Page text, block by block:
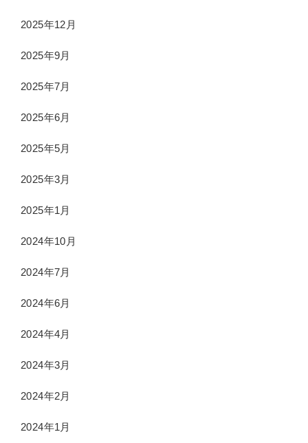
2025年12月
2025年9月
2025年7月
2025年6月
2025年5月
2025年3月
2025年1月
2024年10月
2024年7月
2024年6月
2024年4月
2024年3月
2024年2月
2024年1月